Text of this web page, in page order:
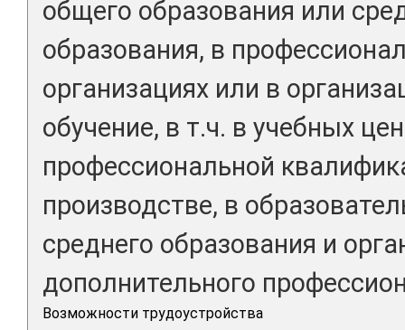
общего образования или
образования, в
организациях или в
обучение, в т.ч. в учебных
профессиональной
производстве, в
среднего образования и
дополнительного
Возможности трудоустройства